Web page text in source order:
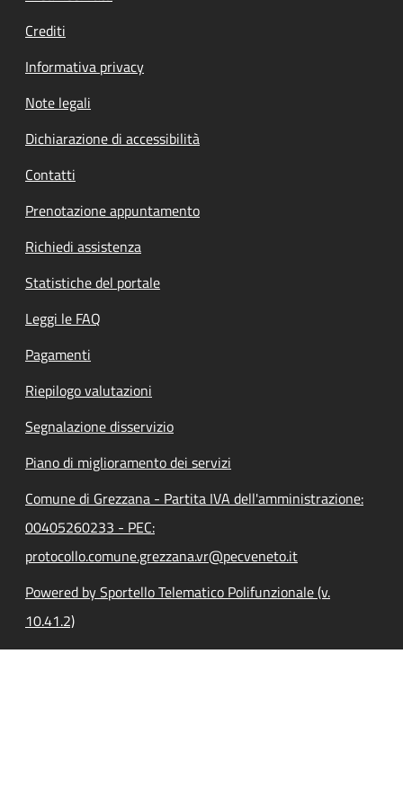
Crediti
Informativa privacy
Note legali
Dichiarazione di accessibilità
Contatti
Prenotazione appuntamento
Richiedi assistenza
Statistiche del portale
Leggi le FAQ
Pagamenti
Riepilogo valutazioni
Segnalazione disservizio
Piano di miglioramento dei servizi
Comune di Grezzana - Partita IVA dell'amministrazione:
00405260233 - PEC:
protocollo.comune.grezzana.vr@pecveneto.it
Powered by Sportello Telematico Polifunzionale (v.
10.41.2)